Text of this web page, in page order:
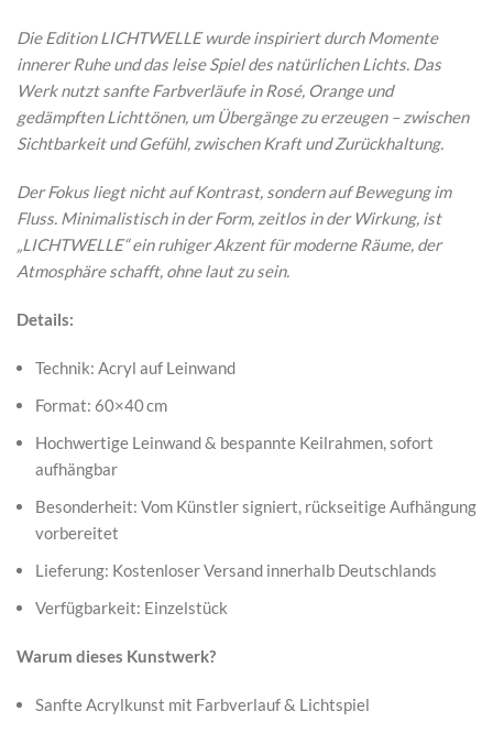
Die Edition LICHTWELLE wurde inspiriert durch Momente
innerer Ruhe und das leise Spiel des natürlichen Lichts. Das
Werk nutzt sanfte Farbverläufe in Rosé, Orange und
gedämpften Lichttönen, um Übergänge zu erzeugen – zwischen
Sichtbarkeit und Gefühl, zwischen Kraft und Zurückhaltung.
Der Fokus liegt nicht auf Kontrast, sondern auf Bewegung im
Fluss. Minimalistisch in der Form, zeitlos in der Wirkung, ist
„LICHTWELLE“ ein ruhiger Akzent für moderne Räume, der
Atmosphäre schafft, ohne laut zu sein.
Details:
Technik: Acryl auf Leinwand
Format: 60×40 cm
Hochwertige Leinwand & bespannte Keilrahmen, sofort
aufhängbar
Besonderheit: Vom Künstler signiert, rückseitige Aufhängung
vorbereitet
Lieferung: Kostenloser Versand innerhalb Deutschlands
Verfügbarkeit: Einzelstück
Warum dieses Kunstwerk?
Sanfte Acrylkunst mit Farbverlauf & Lichtspiel